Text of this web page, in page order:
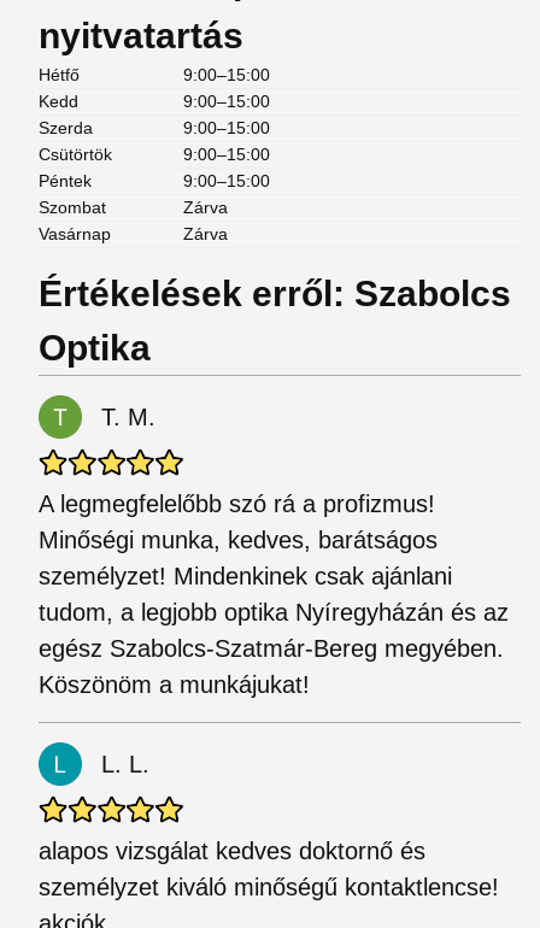
nyitvatartás
Hétfő
9:00–15:00
Kedd
9:00–15:00
Szerda
9:00–15:00
Csütörtök
9:00–15:00
Péntek
9:00–15:00
Szombat
Zárva
Vasárnap
Zárva
Értékelések erről: Szabolcs
Optika
T. M.
A legmegfelelőbb szó rá a profizmus!
Minőségi munka, kedves, barátságos
személyzet! Mindenkinek csak ajánlani
tudom, a legjobb optika Nyíregyházán és az
egész Szabolcs-Szatmár-Bereg megyében.
Köszönöm a munkájukat!
L. L.
alapos vizsgálat kedves doktornő és
személyzet kiváló minőségű kontaktlencse!